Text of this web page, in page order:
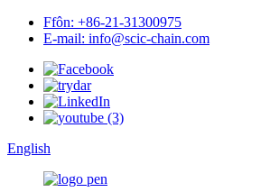
Ffôn: +86-21-31300975
E-mail: info@scic-chain.com
English